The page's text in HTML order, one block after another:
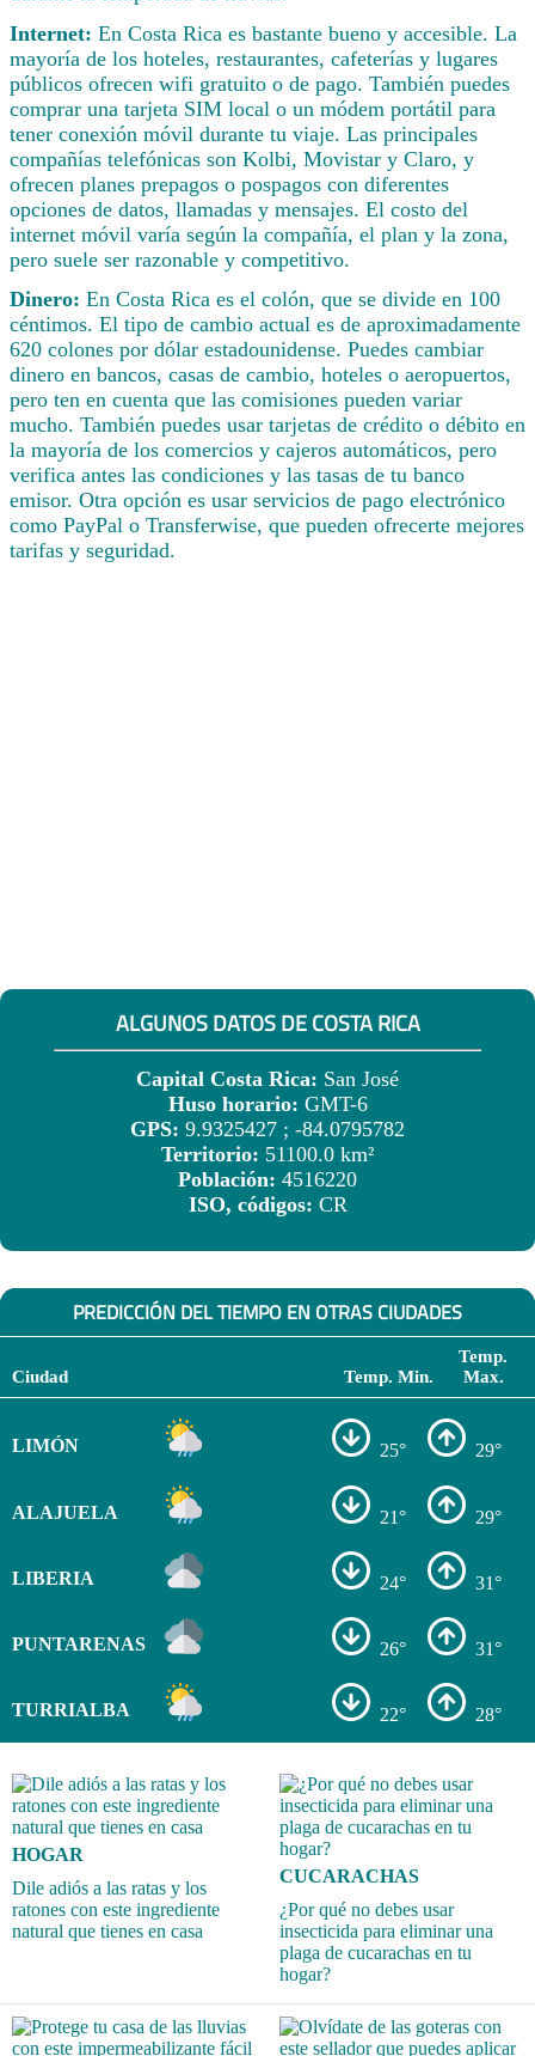
Internet: En Costa Rica es bastante bueno y accesible. La
mayoría de los hoteles, restaurantes, cafeterías y lugares
públicos ofrecen wifi gratuito o de pago. También puedes
comprar una tarjeta SIM local o un módem portátil para
tener conexión móvil durante tu viaje. Las principales
compañías telefónicas son Kolbi, Movistar y Claro, y
ofrecen planes prepagos o pospagos con diferentes
opciones de datos, llamadas y mensajes. El costo del
internet móvil varía según la compañía, el plan y la zona,
pero suele ser razonable y competitivo.
Dinero: En Costa Rica es el colón, que se divide en 100
céntimos. El tipo de cambio actual es de aproximadamente
620 colones por dólar estadounidense. Puedes cambiar
dinero en bancos, casas de cambio, hoteles o aeropuertos,
pero ten en cuenta que las comisiones pueden variar
mucho. También puedes usar tarjetas de crédito o débito en
la mayoría de los comercios y cajeros automáticos, pero
verifica antes las condiciones y las tasas de tu banco
emisor. Otra opción es usar servicios de pago electrónico
como PayPal o Transferwise, que pueden ofrecerte mejores
tarifas y seguridad.
ALGUNOS DATOS DE COSTA RICA
Capital Costa Rica: San José
Huso horario: GMT-6
GPS: 9.9325427 ; -84.0795782
Territorio: 51100.0 km²
Población: 4516220
ISO, códigos: CR
PREDICCIÓN DEL TIEMPO EN OTRAS CIUDADES
Ciudad Temp. Min.
Temp.
Max.
LIMÓN 25° 29°
ALAJUELA 21° 29°
LIBERIA 24° 31°
PUNTARENAS 26° 31°
TURRIALBA 22° 28°
HOGAR
Dile adiós a las ratas y los
ratones con este ingrediente
natural que tienes en casa
CUCARACHAS
¿Por qué no debes usar
insecticida para eliminar una
plaga de cucarachas en tu
hogar?